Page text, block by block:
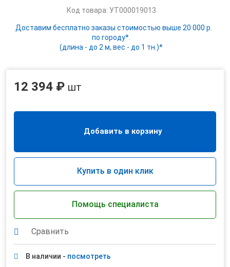
Код товара: УТ000019013
Доставим бесплатно заказы стоимостью выше 20 000 р.
по городу*.
(длина - до 2 м, вес - до 1 тн.)*
12 394 ₽ шт
Добавить в корзину
Купить в один клик
Помощь специалиста
Сравнить
В наличии - посмотреть